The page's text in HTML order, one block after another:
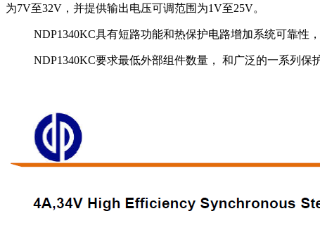
为7V至32V，并提供输出电压可调范围为1V至25V。
NDP1340KC具有短路功能和热保护电路增加系统可靠性，
NDP1340KC要求最低外部组件数量， 和广泛的一系列保护